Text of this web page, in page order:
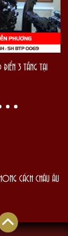
3 TẦNG TẠI
CÁCH CHÂU ÂU